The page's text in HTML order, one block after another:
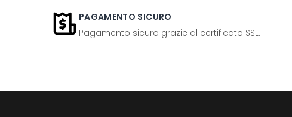
PAGAMENTO SICURO
Pagamento sicuro grazie al certificato SSL.